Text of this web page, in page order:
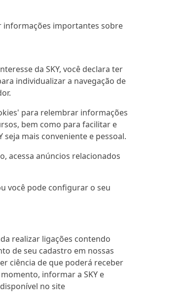
informações importantes sobre
da SKY, você declara ter
individualizar a navegação de
para relembrar informações
bem como para facilitar e
mais conveniente e pessoal.
acessa anúncios relacionados
você pode configurar o seu
realizar ligações contendo
de seu cadastro em nossas
ciência de que poderá receber
informar a SKY e
no site